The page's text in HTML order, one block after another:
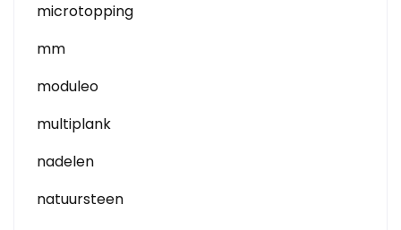
microtopping
mm
moduleo
multiplank
nadelen
natuursteen